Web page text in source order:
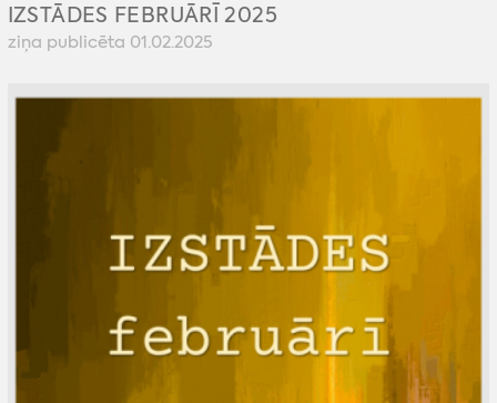
IZSTĀDES FEBRUĀRĪ 2025
ziņa publicēta 01.02.2025